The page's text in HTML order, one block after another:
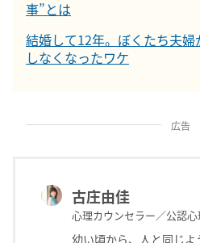
事”とは
結婚して12年。ぼくたち夫婦
しなくなったワケ
広告
古庄由佳
心理カウンセラー／公認
幼い頃から、人と同じ